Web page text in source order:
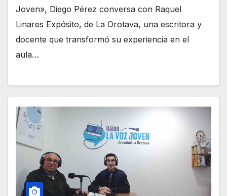
Joven», Diego Pérez conversa con Raquel
Linares Expósito, de La Orotava, una escritora y
docente que transformó su experiencia en el
aula…